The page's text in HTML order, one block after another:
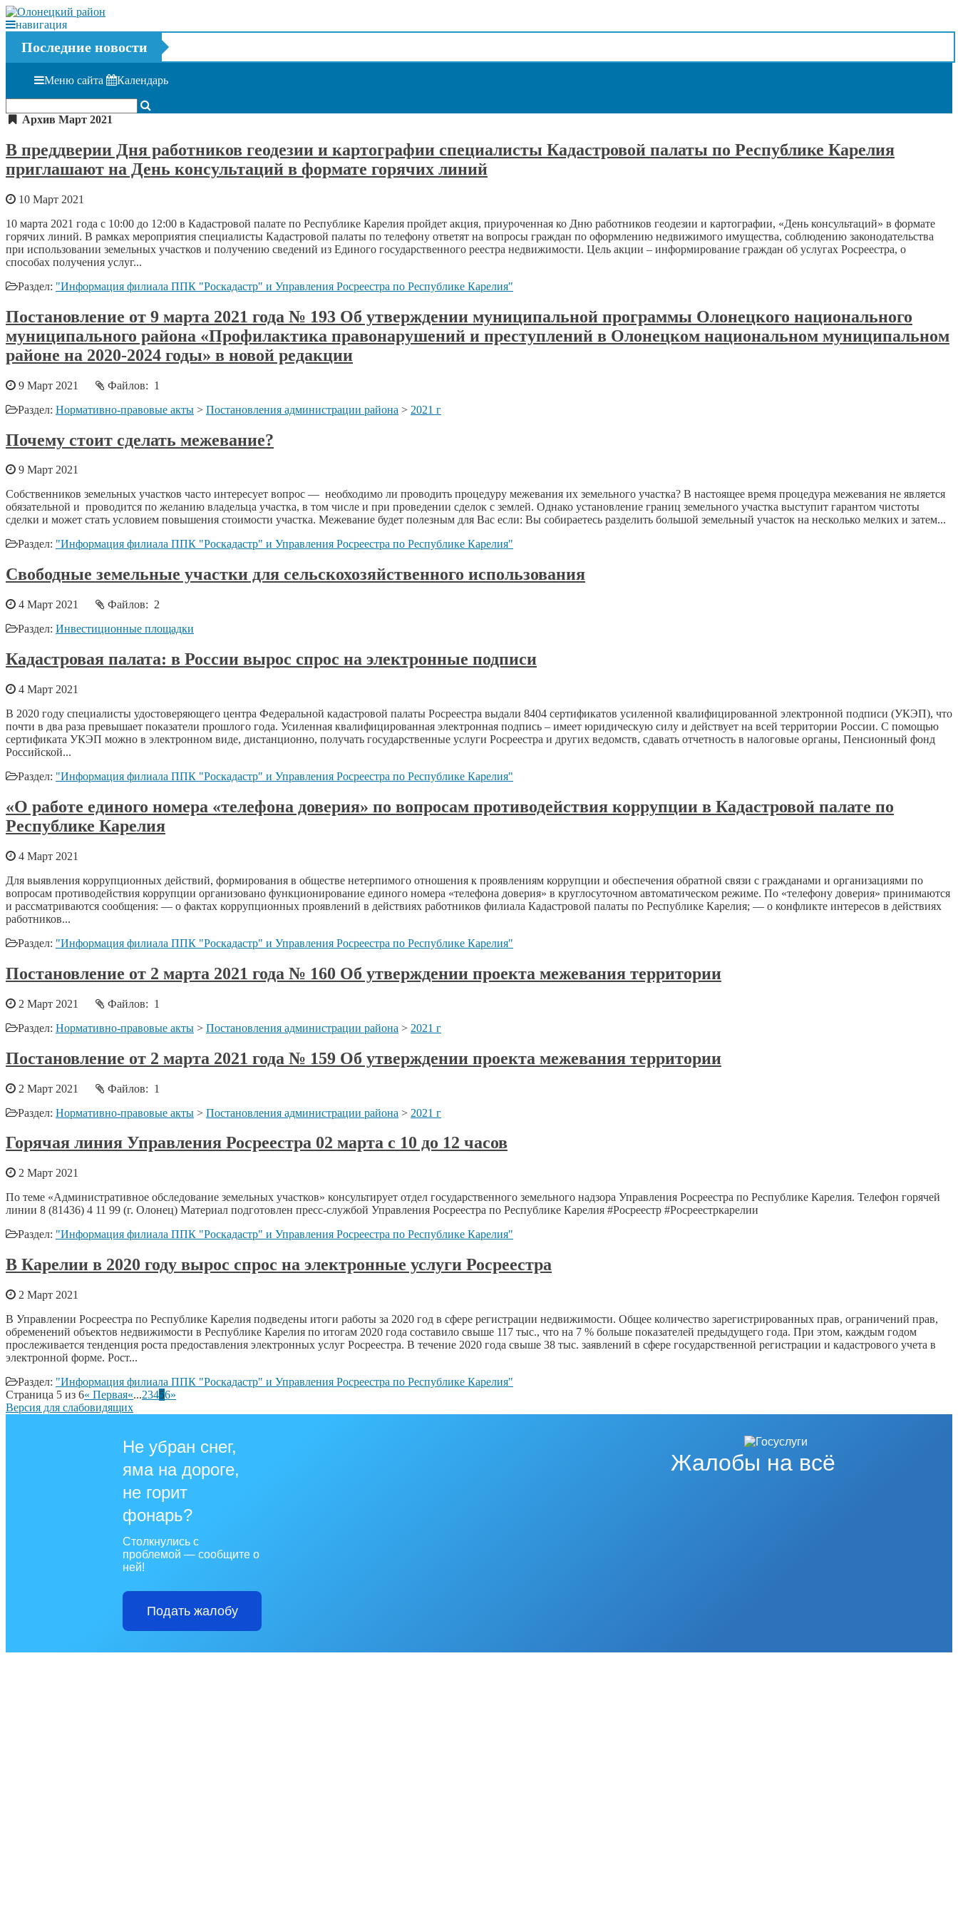
навигация
Последние новости
Меню сайта Календарь
Архив Март 2021
В преддверии Дня работников геодезии и картографии специалисты Кадастровой палаты по Республике Карелия
приглашают на День консультаций в формате горячих линий
10 Март 2021
10 марта 2021 года с 10:00 до 12:00 в Кадастровой палате по Республике Карелия пройдет акция, приуроченная ко Дню работников геодезии и картографии, «День консультаций» в формате
горячих линий. В рамках мероприятия специалисты Кадастровой палаты по телефону ответят на вопросы граждан по оформлению недвижимого имущества, соблюдению законодательства
при использовании земельных участков и получению сведений из Единого государственного реестра недвижимости. Цель акции – информирование граждан об услугах Росреестра, о
способах получения услуг...
Раздел: "Информация филиала ППК "Роскадастр" и Управления Росреестра по Республике Карелия"
Постановление от 9 марта 2021 года № 193 Об утверждении муниципальной программы Олонецкого национального
муниципального района «Профилактика правонарушений и преступлений в Олонецком национальном муниципальном
районе на 2020-2024 годы» в новой редакции
9 Март 2021
Файлов: 1
Раздел: Нормативно-правовые акты > Постановления администрации района > 2021 г
Почему стоит сделать межевание?
9 Март 2021
Собственников земельных участков часто интересует вопрос — необходимо ли проводить процедуру межевания их земельного участка? В настоящее время процедура межевания не является
обязательной и проводится по желанию владельца участка, в том числе и при проведении сделок с землей. Однако установление границ земельного участка выступит гарантом чистоты
сделки и может стать условием повышения стоимости участка. Межевание будет полезным для Вас если: Вы собираетесь разделить большой земельный участок на несколько мелких и затем...
Раздел: "Информация филиала ППК "Роскадастр" и Управления Росреестра по Республике Карелия"
Свободные земельные участки для сельскохозяйственного использования
4 Март 2021
Файлов: 2
Раздел: Инвестиционные площадки
Кадастровая палата: в России вырос спрос на электронные подписи
4 Март 2021
В 2020 году специалисты удостоверяющего центра Федеральной кадастровой палаты Росреестра выдали 8404 сертификатов усиленной квалифицированной электронной подписи (УКЭП), что
почти в два раза превышает показатели прошлого года. Усиленная квалифицированная электронная подпись – имеет юридическую силу и действует на всей территории России. С помощью
сертификата УКЭП можно в электронном виде, дистанционно, получать государственные услуги Росреестра и других ведомств, сдавать отчетность в налоговые органы, Пенсионный фонд
Российской...
Раздел: "Информация филиала ППК "Роскадастр" и Управления Росреестра по Республике Карелия"
«О работе единого номера «телефона доверия» по вопросам противодействия коррупции в Кадастровой палате по
Республике Карелия
4 Март 2021
Для выявления коррупционных действий, формирования в обществе нетерпимого отношения к проявлениям коррупции и обеспечения обратной связи с гражданами и организациями по
вопросам противодействия коррупции организовано функционирование единого номера «телефона доверия» в круглосуточном автоматическом режиме. По «телефону доверия» принимаются
и рассматриваются сообщения: — о фактах коррупционных проявлений в действиях работников филиала Кадастровой палаты по Республике Карелия; — о конфликте интересов в действиях
работников...
Раздел: "Информация филиала ППК "Роскадастр" и Управления Росреестра по Республике Карелия"
Постановление от 2 марта 2021 года № 160 Об утверждении проекта межевания территории
2 Март 2021
Файлов: 1
Раздел: Нормативно-правовые акты > Постановления администрации района > 2021 г
Постановление от 2 марта 2021 года № 159 Об утверждении проекта межевания территории
2 Март 2021
Файлов: 1
Раздел: Нормативно-правовые акты > Постановления администрации района > 2021 г
Горячая линия Управления Росреестра 02 марта с 10 до 12 часов
2 Март 2021
По теме «Административное обследование земельных участков» консультирует отдел государственного земельного надзора Управления Росреестра по Республике Карелия. Телефон горячей
линии 8 (81436) 4 11 99 (г. Олонец) Материал подготовлен пресс-службой Управления Росреестра по Республике Карелия #Росреестр #Росреестркарелии
Раздел: "Информация филиала ППК "Роскадастр" и Управления Росреестра по Республике Карелия"
В Карелии в 2020 году вырос спрос на электронные услуги Росреестра
2 Март 2021
В Управлении Росреестра по Республике Карелия подведены итоги работы за 2020 год в сфере регистрации недвижимости. Общее количество зарегистрированных прав, ограничений прав,
обременений объектов недвижимости в Республике Карелия по итогам 2020 года составило свыше 117 тыс., что на 7 % больше показателей предыдущего года. При этом, каждым годом
прослеживается тенденция роста предоставления электронных услуг Росреестра. В течение 2020 года свыше 38 тыс. заявлений в сфере государственной регистрации и кадастрового учета в
электронной форме. Рост...
Раздел: "Информация филиала ППК "Роскадастр" и Управления Росреестра по Республике Карелия"
Страница 5 из 6« Первая«...23456»
Версия для слабовидящих
Жалобы на всё
Не убран снег,
яма на дороге,
не горит
фонарь?
Столкнулись с
проблемой — сообщите о
ней!
Подать жалобу